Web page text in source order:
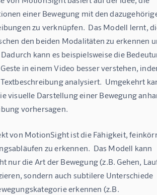
einer Bewegung mit den
zu verknüpfen.  Das Modell lernt,
den beiden Modalitäten zu erkennen
kann es beispielsweise die
in einem Video besser verstehen,
analysiert.  Umgekehrt
visuelle Darstellung einer Bewegung
vorhersagen.
von MotionSight ist die Fähigkeit,
zu erkennen.  Das Modell kann
nur die Art der Bewegung (z.B. Gehen,
sondern auch subtilere Unterschiede
erkennen (z.B.